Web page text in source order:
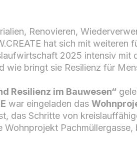
Renovieren,
hat sich mit
2025 intensiv mit
wie bringt sie Resilienz für
Resilienz im Bauwesen“
war eingeladen das
das Schritte von